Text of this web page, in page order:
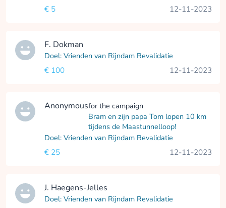
€ 5 12-11-2023
F. Dokman
Doel: Vrienden van Rijndam Revalidatie
€ 100
12-11-2023
Anonymousfor the campaign
Bram en zijn papa Tom lopen 10 km
tijdens de Maastunnelloop!
Doel: Vrienden van Rijndam Revalidatie
€ 25
12-11-2023
J. Haegens-Jelles
Doel: Vrienden van Rijndam Revalidatie